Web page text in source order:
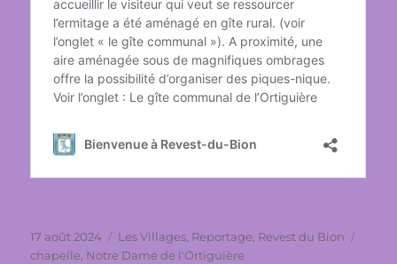
Publié
le
17 août 2024 Catégories
Les Villages, Reportage, Revest du Bion
chapelle, Notre Dame de l'Ortiguière